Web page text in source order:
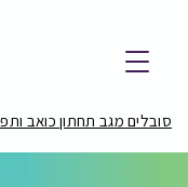
סובלים מגב תחתון כואב